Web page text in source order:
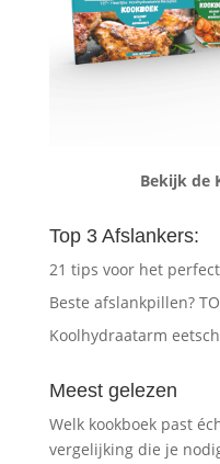
Bekijk de
Top 3 Afslankers:
21 tips voor het
Beste afslankpillen?
Koolhydraatarm
Meest gelezen
Welk kookboek past
vergelijking die je